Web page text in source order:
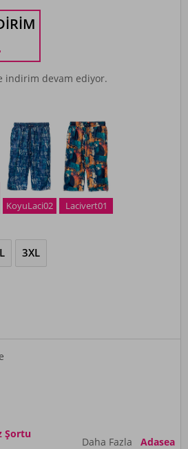
indirim devam ediyor.
KoyuLaci02 Lacivert01
3XL
Şortu
Daha Fazla Adasea